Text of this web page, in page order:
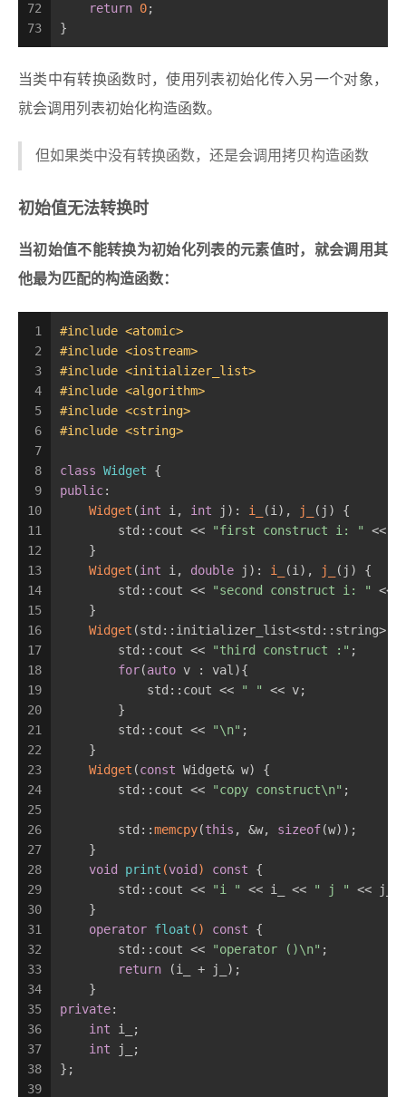
72
73
return 0;
}
当类中有转换函数时，使用列表初始化传入另一个对象，
就会调用列表初始化构造函数。
但如果类中没有转换函数，还是会调用拷贝构造函数
初始值无法转换时
当初始值不能转换为初始化列表的元素值时，就会调用其
他最为匹配的构造函数：
1
2
3
4
5
6
7
8
9
10
11
12
13
14
15
16
17
18
19
20
21
22
23
24
25
26
27
28
29
30
31
32
33
34
35
36
37
38
39
#include <atomic>
#include <iostream>
#include <initializer_list>
#include <algorithm>
#include <cstring>
#include <string>
class Widget {
public:
Widget (int i, int j): i_ (i), j_
(j) {
        std::cout <<
"first construct i: "
<<
    }
Widget (int i, double j): i_ (i), j_
(j) {
        std::cout <<
"second construct i: "
<<
    }
Widget (std::initializer_list<std::string>
        std::cout <<
"third construct :" ;
for(auto v : val){
            std::cout <<
" "
<< v;
        }
        std::cout <<
"\n" ;
    }
Widget (const Widget& w) {
        std::cout <<
"copy construct\n" ;
        std::
memcpy(this , &w, sizeof(w));
    }
void
print (void ) const
{
        std::cout <<
"i " << i_ << " j "
<< j_
    }
operator float () const
{
        std::cout <<
"operator ()\n" ;
return (i_ + j_);
    }
private:
int i_;
int j_;
};